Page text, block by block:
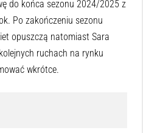
do końca sezonu 2024/2025 z
Po zakończeniu sezonu
opuszczą natomiast Sara
ruchach na rynku
wkrótce.